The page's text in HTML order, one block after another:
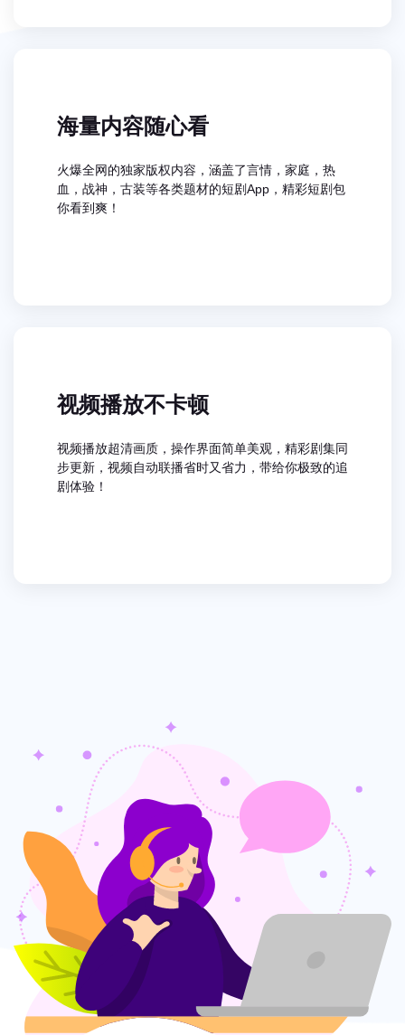
海量内容随心看
火爆全网的独家版权内容，涵盖了言情，家庭，热
血，战神，古装等各类题材的短剧App，精彩短剧包
你看到爽！
视频播放不卡顿
视频播放超清画质，操作界面简单美观，精彩剧集同
步更新，视频自动联播省时又省力，带给你极致的追
剧体验！